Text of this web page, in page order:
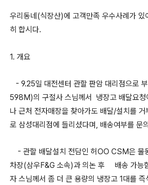
우리동네(식장산)에 고객만족 우수사례가 있
히 합시다.
1. 개요
- 9.25일 대전센터 관할 판암 대리점으로
598M)의 구절사 스님께서 냉장고 배달요청
나 근처 전자매장을 찾아가도 배달/설치를
로 삼성대리점에 들리셨다며, 배송여부를 문
- 관할 배달설치 전담인 허OO CSM은 물
차장(삼우F&G 소속)과 의논 후 배송 가능
자 스님께서 좀 더 큰 용량의 냉장고 1대를 즉